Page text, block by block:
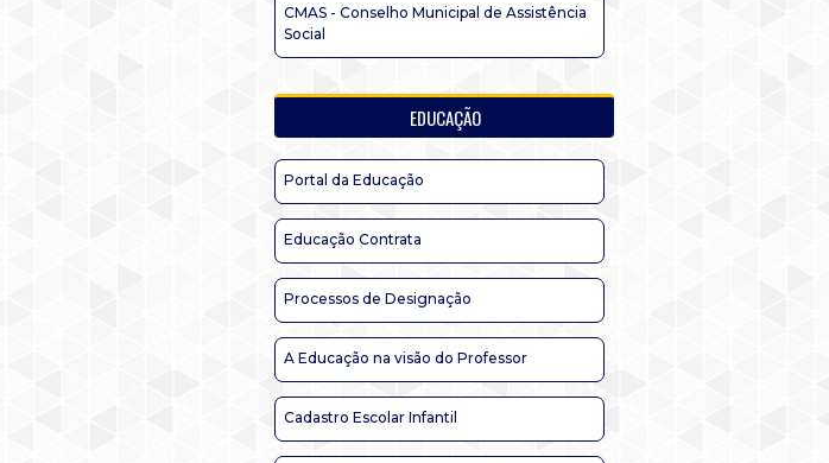
CMAS - Conselho Municipal de Assistência
Social
EDUCAÇÃO
Portal da Educação
Educação Contrata
Processos de Designação
A Educação na visão do Professor
Cadastro Escolar Infantil